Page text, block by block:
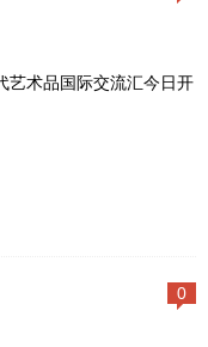
） clinician mentorshi
Club联合组织的。在
中国民间古代艺术品国
交流汇今日在椰城盛大启
0